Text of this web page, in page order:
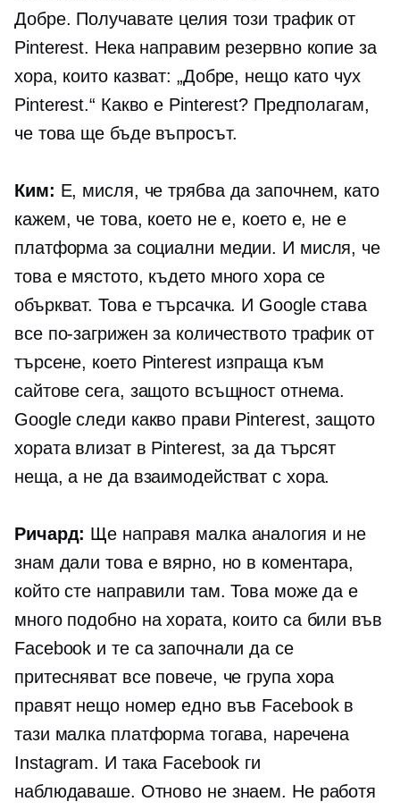
Добре. Получавате целия този трафик от
Pinterest. Нека направим резервно копие за
хора, които казват: „Добре, нещо като чух
Pinterest.“ Какво е Pinterest? Предполагам,
че това ще бъде въпросът.
Ким: Е, мисля, че трябва да започнем, като
кажем, че това, което не е, което е, не е
платформа за социални медии. И мисля, че
това е мястото, където много хора се
объркват. Това е търсачка. И Google става
все по-загрижен за количеството трафик от
търсене, което Pinterest изпраща към
сайтове сега, защото всъщност отнема.
Google следи какво прави Pinterest, защото
хората влизат в Pinterest, за да търсят
неща, а не да взаимодействат с хора.
Ричард: Ще направя малка аналогия и не
знам дали това е вярно, но в коментара,
който сте направили там. Това може да е
много подобно на хората, които са били във
Facebook и те са започнали да се
притесняват все повече, че група хора
правят нещо номер едно във Facebook в
тази малка платформа тогава, наречена
Instagram. И така Facebook ги
наблюдаваше. Отново не знаем. Не работя